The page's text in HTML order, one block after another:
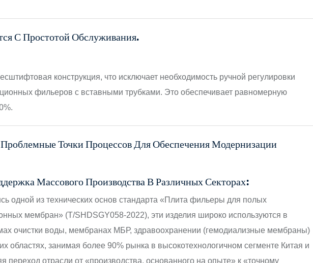
С Простотой Обслуживания.
конструкция, что исключает необходимость ручной регулировки
фильеров с вставными трубками. Это обеспечивает равномерную
Точки Процессов Для Обеспечения Модернизации
Массового Производства В Различных Секторах:
одной из технических основ стандарта «Плита фильеры для полых
мембран» (T/SHDSGY058-2022), эти изделия широко используются в
очистки воды, мембранах МБР, здравоохранении (гемодиализные мембраны)
областях, занимая более 90% рынка в высокотехнологичном сегменте Китая и
переход отрасли от «производства, основанного на опыте» к «точному